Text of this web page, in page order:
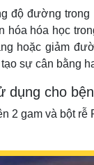
độ đường
hóa hóa học
hoặc giảm
sự cân bằng
dụng cho
2 gam và bột